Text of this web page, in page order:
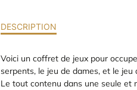
DESCRIPTION
Voici un coffret de jeux pour
serpents, le jeu de dames, et le jeu
Le tout contenu dans une seule et